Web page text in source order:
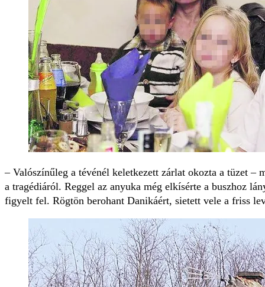
– Valószínűleg a tévénél keletkezett zárlat okozta a tüzet –
a tragédiáról. Reggel az anyuka még elkísérte a buszhoz
figyelt fel. Rögtön berohant Danikáért, sietett vele a friss